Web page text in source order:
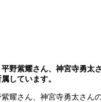
野紫耀さん、神宮寺勇太
しています。
耀さん、神宮寺勇太さん